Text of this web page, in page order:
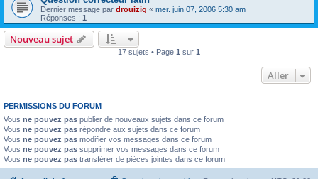
Dernier message par drouizig « mer. juin 07, 2006 5:30 am
Réponses : 1
Nouveau sujet
17 sujets • Page 1 sur 1
Aller
PERMISSIONS DU FORUM
Vous ne pouvez pas publier de nouveaux sujets dans ce forum
Vous ne pouvez pas répondre aux sujets dans ce forum
Vous ne pouvez pas modifier vos messages dans ce forum
Vous ne pouvez pas supprimer vos messages dans ce forum
Vous ne pouvez pas transférer de pièces jointes dans ce forum